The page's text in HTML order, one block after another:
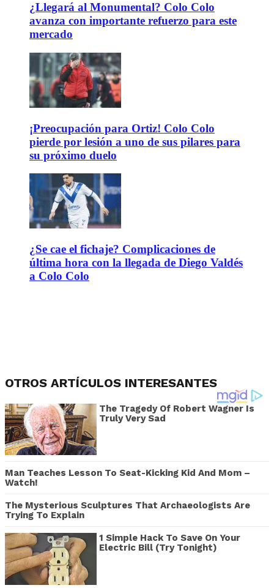
¿Llegará al Monumental? Colo Colo
avanza con importante refuerzo para este
mercado
¡Preocupación para Ortiz! Colo Colo
pierde por lesión a uno de sus pilares para
su próximo duelo
¿Se cae el fichaje? Complicaciones de
última hora con la llegada de Diego Valdés
a Colo Colo
OTROS ARTÍCULOS INTERESANTES
The Tragedy Of Robert Wagner Is
Truly Very Sad
Man Teaches Lesson To Seat-Kicking Kid And Mom –
Watch!
The Mysterious Sculptures That Archaeologists Are
Trying To Explain
1 Simple Hack To Save On Your
Electric Bill (Try Tonight)